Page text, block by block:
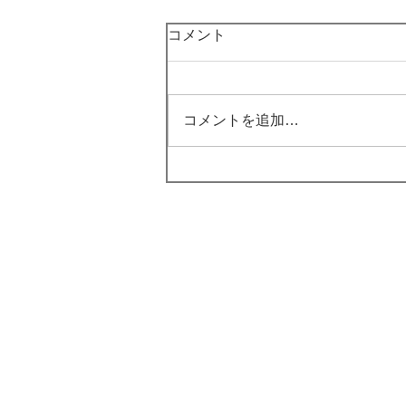
コメント
コメントを追加…